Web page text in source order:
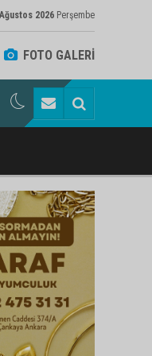
2026 Perşembe
FOTO GALERİ
ziyaretçi akını